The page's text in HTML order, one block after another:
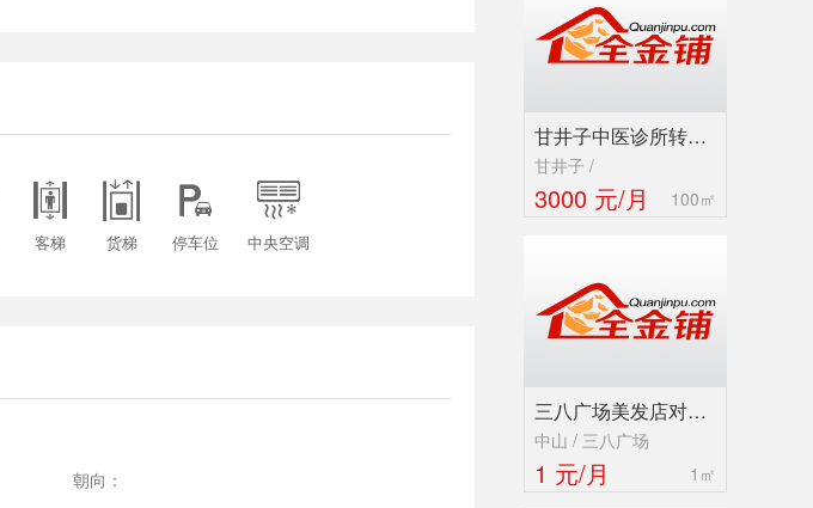

客梯

货梯

停车位

中央空调
朝向：
甘井子中医诊所转…
甘井子 /
3000 元/月 100㎡
三八广场美发店对…
中山 / 三八广场
1 元/月 1㎡